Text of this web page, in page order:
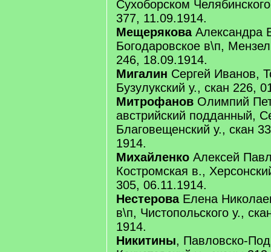
Сухоборском
377, 11.09.1914.
МещеряковаАлександра
Богодаровское в\п,
246, 18.09.1914.
Мигалин Сергей Иванов,
Бузулукский у., скан 226,
Митрофанов Олимпий
австрийский подданный,
Благовещенский у., скан
1914.
Михайленко Алексей
Костромская в.,
305, 06.11.1914.
НестероваЕлена
в\п, Чистопольского у.,
1914.
Никитины, Павловско-